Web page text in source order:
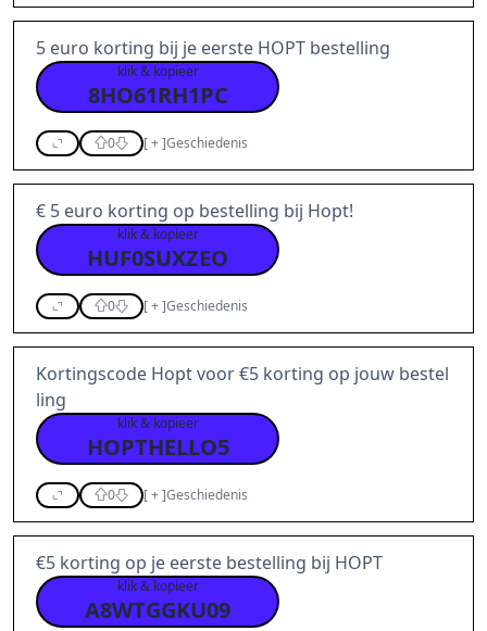
5 euro korting bij je eerste HOPT bestelling
klik & kopieer
8HO61RH1PC
0 [+]Geschiedenis
€ 5 euro korting op bestelling bij Hopt!
klik & kopieer
HUF0SUXZEO
0 [+]Geschiedenis
Kortingscode Hopt voor €5 korting op jouw bestel
ling
klik & kopieer
HOPTHELLO5
0 [+]Geschiedenis
€5 korting op je eerste bestelling bij HOPT
klik & kopieer
A8WTGGKU09